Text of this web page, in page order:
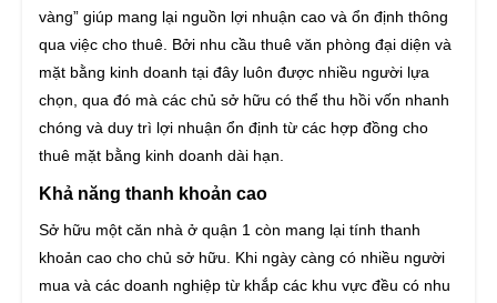
vàng” giúp mang lại nguồn lợi nhuận cao và ổn định thông
qua việc cho thuê. Bởi nhu cầu thuê văn phòng đại diện và
mặt bằng kinh doanh tại đây luôn được nhiều người lựa
chọn, qua đó mà các chủ sở hữu có thể thu hồi vốn nhanh
chóng và duy trì lợi nhuận ổn định từ các hợp đồng cho
thuê mặt bằng kinh doanh dài hạn.
Khả năng thanh khoản cao
Sở hữu một căn nhà ở quận 1 còn mang lại tính thanh
khoản cao cho chủ sở hữu. Khi ngày càng có nhiều người
mua và các doanh nghiệp từ khắp các khu vực đều có nhu